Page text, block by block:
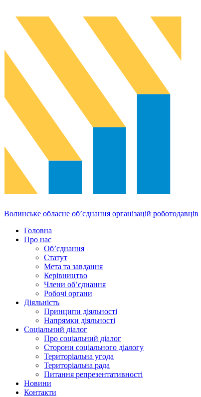
Волинське обласне об’єднання організацій роботодавців
Головна
Про нас
Об’єднання
Статут
Мета та завдання
Керівництво
Члени об’єднання
Робочі органи
Діяльність
Принципи діяльності
Напрямки діяльності
Соціальний діалог
Про соціальний діалог
Сторони соціального діалогу
Територіальна угода
Територіальна рада
Питання репрезентативності
Новини
Контакти